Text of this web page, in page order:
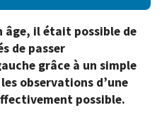
âge, il était possible de
de passer
grâce à un simple
observations d’une
possible.